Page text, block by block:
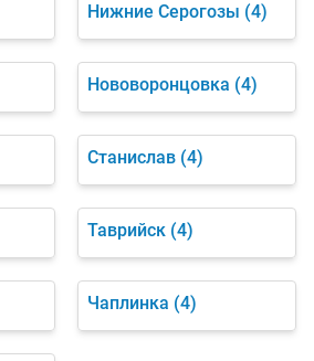
Нижние Серогозы (4)
Нововоронцовка (4)
Станислав (4)
Таврийск (4)
Чаплинка (4)